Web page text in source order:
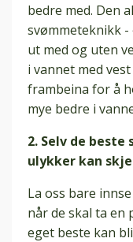
bedre med. Den
svømmeteknikk
ut med og uten
i vannet med
frambeina for å
mye bedre i
2. Selv de
ulykker kan skje
La oss bare
når de skal ta en
eget beste kan